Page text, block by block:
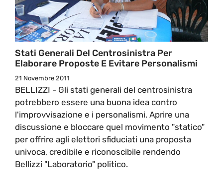
Stati Generali Del Centrosinistra Per
Elaborare Proposte E Evitare Personalismi
21 Novembre 2011
BELLIZZI - Gli stati generali del centrosinistra
potrebbero essere una buona idea contro
l'improvvisazione e i personalismi. Aprire una
discussione e bloccare quel movimento "statico"
per offrire agli elettori sfiduciati una proposta
univoca, credibile e riconoscibile rendendo
Bellizzi "Laboratorio" politico.